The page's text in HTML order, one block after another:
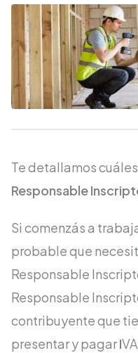
Te detallamos
Responsable
Si comenzás a
probable que
Responsable
Responsable
contribuyente que
presentar y pagarI